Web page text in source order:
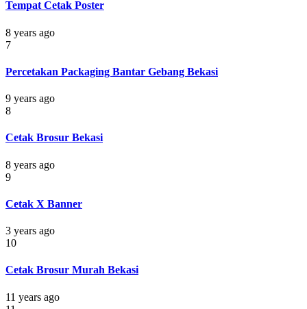
Tempat Cetak Poster
8 years ago
7
Percetakan Packaging Bantar Gebang Bekasi
9 years ago
8
Cetak Brosur Bekasi
8 years ago
9
Cetak X Banner
3 years ago
10
Cetak Brosur Murah Bekasi
11 years ago